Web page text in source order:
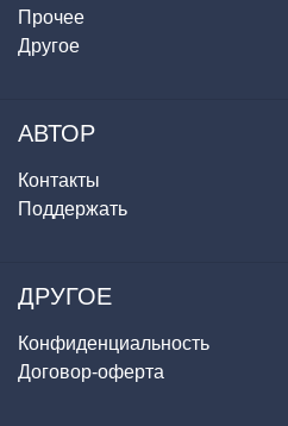
Прочее
Другое
АВТОР
Контакты
Поддержать
ДРУГОЕ
Конфиденциальность
Договор-оферта